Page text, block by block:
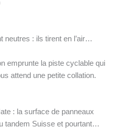
neutres : ils tirent en l’air…
emprunte la piste cyclable qui
attend une petite collation.
: la surface de panneaux
tandem Suisse et pourtant…